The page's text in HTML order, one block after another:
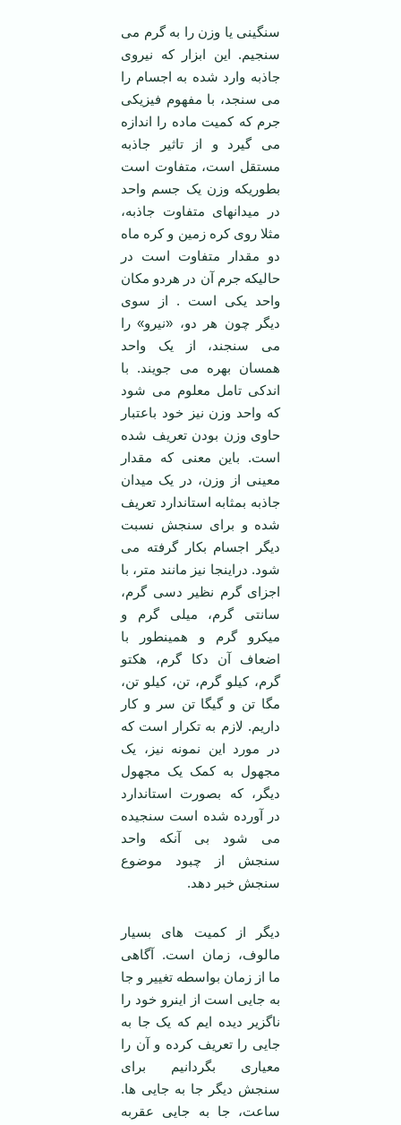
سنگینی یا وزن را به گرم می
سنجیم. این ابزار که نیروی
جاذبه وارد شده به اجسام را
می سنجد، با مفهوم فیزیکی
جرم که کمیت ماده را اندازه
می گیرد و از تاثیر جاذبه
مستقل است، متفاوت است
بطوریکه وزن یک جسم واحد
در میدانهای متفاوت جاذبه،
مثلا روی کره زمین و کره ماه
دو مقدار متفاوت است در
حالیکه جرم آن در هردو مکان
واحد یکی است . از سوی
دیگر چون هر دو، «نیرو» را
می سنجند، از یک واحد
همسان بهره می جویند. با
اندکی تامل معلوم می شود
که واحد وزن نیز خود باعتبار
حاوی وزن بودن تعریف شده
است. باین معنی که مقدار
معینی از وزن، در یک میدان
جاذبه بمثابه استاندارد تعریف
شده و برای سنجش نسبت
دیگر اجسام بکار گرفته می
شود. دراینجا نیز مانند متر، با
اجزای گرم نظیر دسی گرم،
سانتی گرم، میلی گرم و
میکرو گرم و همینطور با
اضعاف آن دکا گرم، هکتو
گرم، کیلو گرم، تن، کیلو تن،
مگا تن و گیگا تن سر و کار
داریم. لازم به تکرار است که
در مورد این نمونه نیز، یک
مجهول به کمک یک مجهول
دیگر، که بصورت استاندارد
در آورده شده است سنجیده
می شود بی آنکه واحد
سنجش از چبود موضوع
سنجش خبر دهد.
دیگر از کمیت های بسیار
مالوف، زمان است. آگاهی
ما از زمان بواسطه تغییر و جا
به جایی است از اینرو خود را
ناگزیر دیده ایم که یک جا به
جایی را تعریف کرده و آن را
معیاری بگردانیم برای
سنجش دیگر جا به جایی ها.
ساعت، جا به جایی عقربه